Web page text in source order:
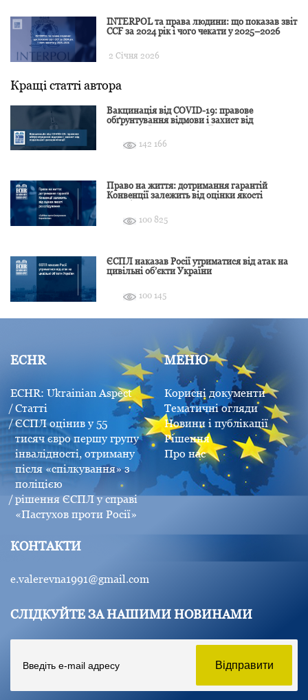
INTERPOL та права людини: що показав звіт
CCF за 2024 рік і чого чекати у 2025–2026
2 Січня 2026
Кращі статті автора
Вакцинація від COVID-19: правове
обґрунтування відмови і захист від
142 166
Право на життя: дотримання гарантій
Конвенції залежить від оцінки якості
100 825
ЄСПЛ наказав Росії утриматися від атак на
цивільні об’єкти України
100 145
ECHR
ECHR: Ukrainian Aspect
Статті
ЄСПЛ оцінив у 55
тисяч євро першу групу
інвалідності, отриману
після «спілкування» з
поліцією
рішення ЄСПЛ у справі
«Пастухов проти Росії»
МЕНЮ
Корисні документи
Тематичні огляди
Новини і публікації
Рішення
Про нас
КОНТАКТИ
e.valerevna1991@gmail.com
СЛІДКУЙТЕ ЗА НАШИМИ НОВИНАМИ